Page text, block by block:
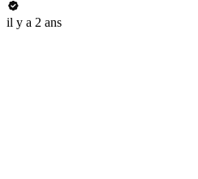
il y a 2 ans